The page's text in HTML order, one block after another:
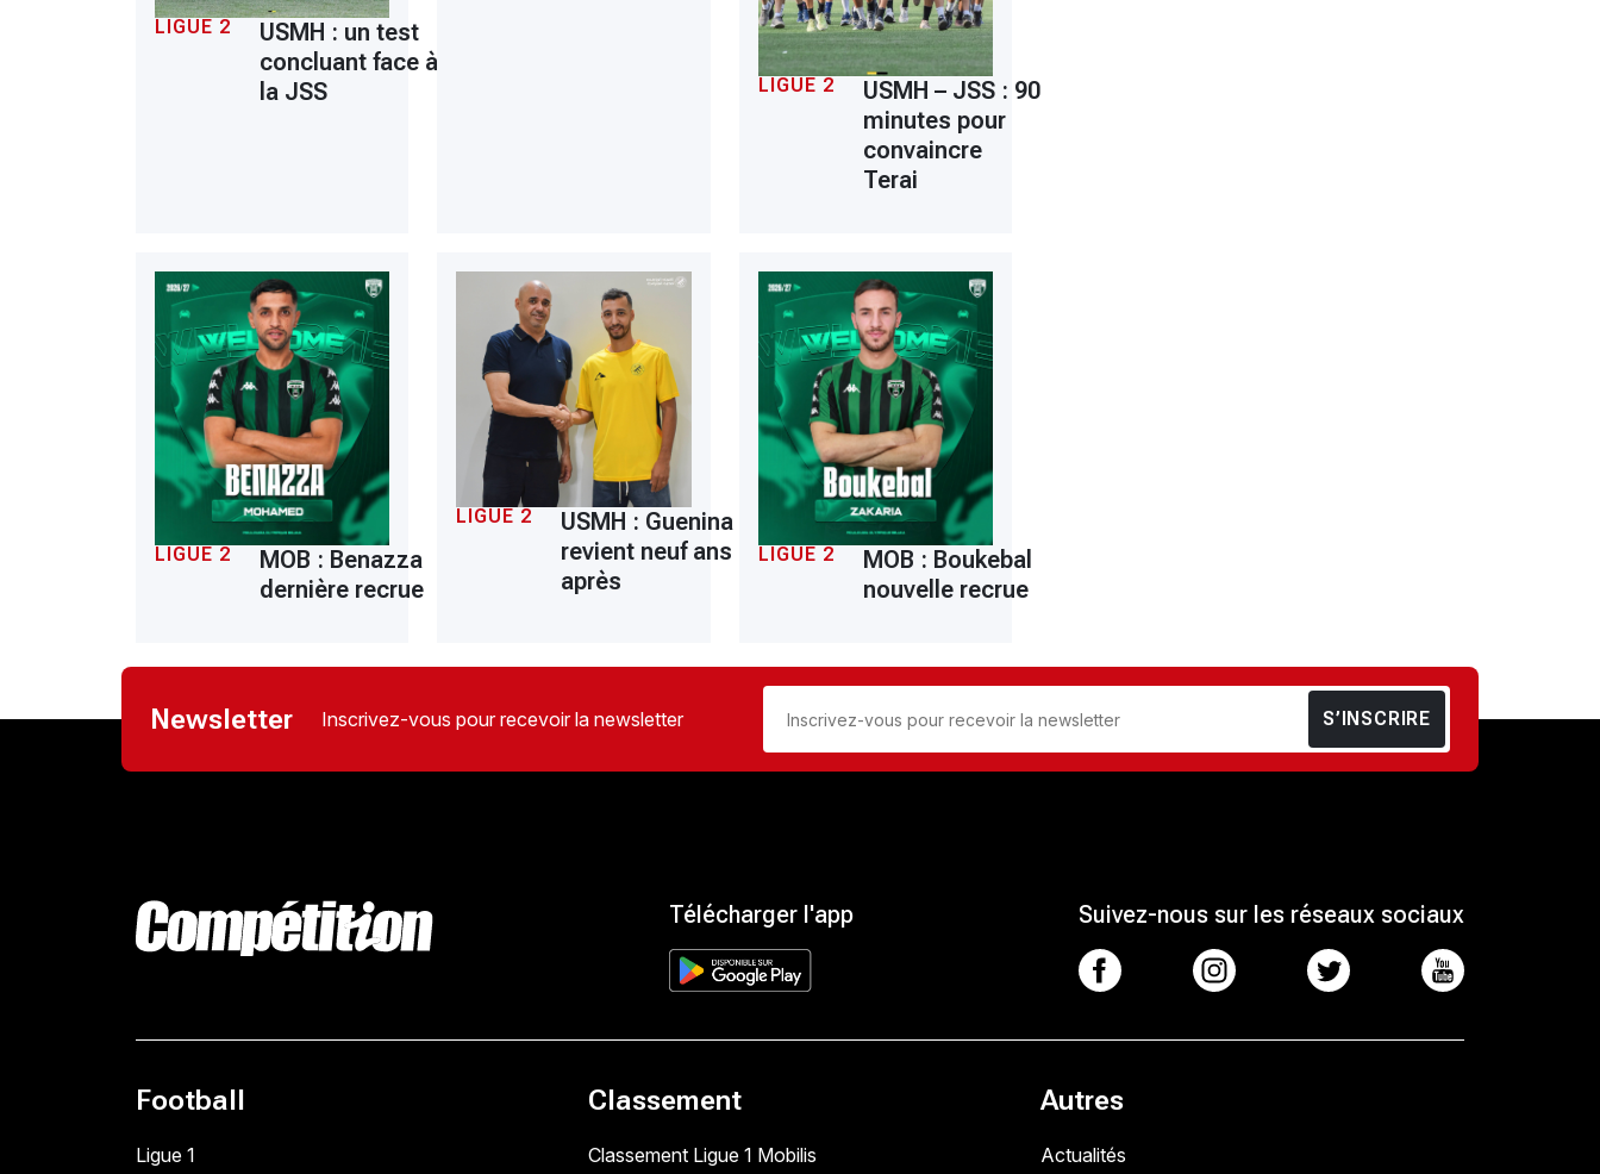
LIGUE 2
USMH : un test
concluant face à
la JSS
LIGUE 2
USMH – JSS : 90
minutes pour
convaincre
Terai
LIGUE 2
MOB : Benazza
dernière recrue
LIGUE 2
USMH : Guenina
revient neuf ans
après
LIGUE 2
MOB : Boukebal
nouvelle recrue
Newsletter Inscrivez-vous pour recevoir la newsletter S’INSCRIRE
Télécharger l'app Suivez-nous sur les réseaux sociaux
Football
Ligue 1
Classement
Classement Ligue 1 Mobilis
Autres
Actualités